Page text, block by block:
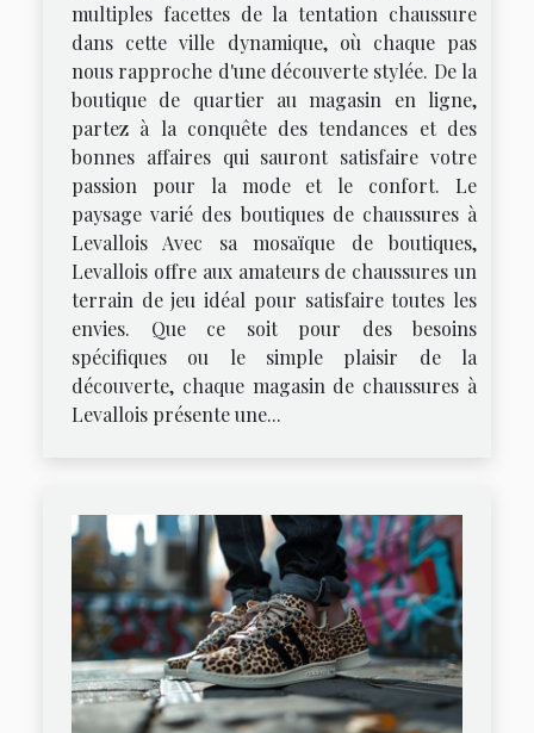
multiples facettes de la tentation chaussure
dans cette ville dynamique, où chaque pas
nous rapproche d'une découverte stylée. De la
boutique de quartier au magasin en ligne,
partez à la conquête des tendances et des
bonnes affaires qui sauront satisfaire votre
passion pour la mode et le confort. Le
paysage varié des boutiques de chaussures à
Levallois Avec sa mosaïque de boutiques,
Levallois offre aux amateurs de chaussures un
terrain de jeu idéal pour satisfaire toutes les
envies. Que ce soit pour des besoins
spécifiques ou le simple plaisir de la
découverte, chaque magasin de chaussures à
Levallois présente une...